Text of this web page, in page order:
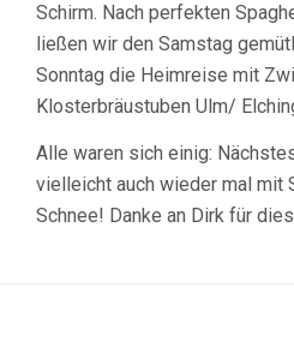
Schirm. Nach perfekten
ließen wir den Samstag
Sonntag die Heimreise mit
Klosterbräustuben Ulm/
Alle waren sich einig:
vielleicht auch wieder mal mit
Schnee! Danke an Dirk für